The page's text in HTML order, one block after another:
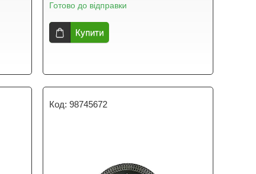
Готово до відправки
Купити
98745672